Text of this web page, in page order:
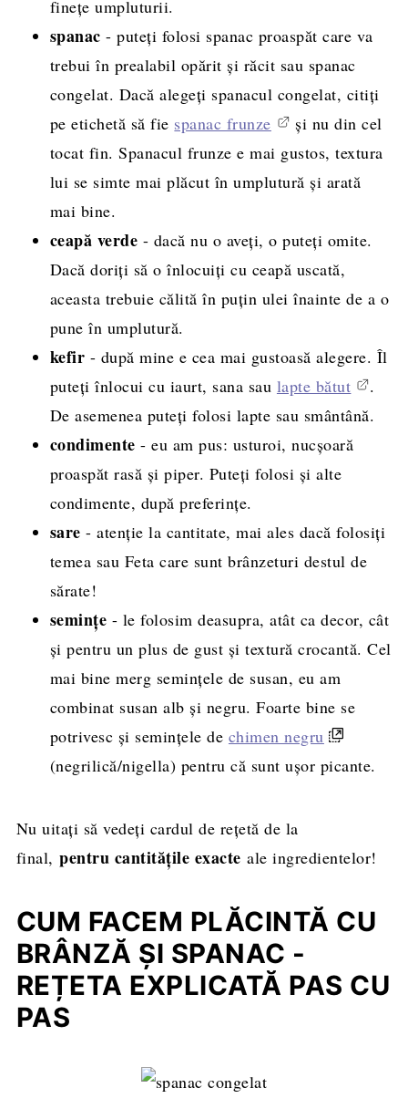
finețe umpluturii.
spanac- puteți folosi spanac proaspăt care va
trebui în prealabil opărit și răcit sau spanac
congelat. Dacă alegeți spanacul congelat, citiți
pe etichetă să fie spanac frunze
și nu din cel
tocat fin. Spanacul frunze e mai gustos, textura
lui se simte mai plăcut în umplutură și arată
mai bine.
ceapă verde - dacă nu o aveți, o puteți omite.
Dacă doriți să o înlocuiți cu ceapă uscată,
aceasta trebuie călită în puțin ulei înainte de a o
pune în umplutură.
kefir - după mine e cea mai gustoasă alegere. Îl
puteți înlocui cu iaurt, sana sau lapte bătut
.
De asemenea puteți folosi lapte sau smântână.
condimente- eu am pus: usturoi, nucșoară
proaspăt rasă și piper. Puteți folosi și alte
condimente, după preferințe.
sare- atenție la cantitate, mai ales dacă folosiți
temea sau Feta care sunt brânzeturi destul de
sărate!
semințe - le folosim deasupra, atât ca decor, cât
și pentru un plus de gust și textură crocantă. Cel
mai bine merg semințele de susan, eu am
combinat susan alb și negru. Foarte bine se
potrivesc și semințele de chimen negru
(negrilică/nigella) pentru că sunt ușor picante.
Nu uitați să vedeți cardul de rețetă de la
final,pentru cantitățile exacte ale ingredientelor!
CUM FACEM PLĂCINTĂ CU
BRÂNZĂ ȘI SPANAC -
REȚETA EXPLICATĂ PAS CU
PAS